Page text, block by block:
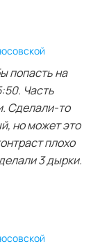
попасть на
Часть
Сделали-то
но может это
плохо
3 дырки.